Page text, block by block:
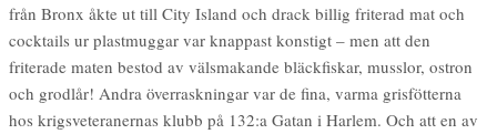
från Bronx åkte ut till City Island och drack billig friterad mat och
cocktails ur plastmuggar var knappast konstigt – men att den
friterade maten bestod av välsmakande bläckfiskar, musslor, ostron
och grodlår! Andra överraskningar var de fina, varma grisfötterna
hos krigsveteranernas klubb på 132:a Gatan i Harlem. Och att en av